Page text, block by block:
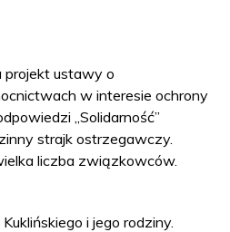
projekt ustawy o
w interesie ochrony
„Solidarność”
strajk ostrzegawczy.
liczba związkowców.
i jego rodziny.